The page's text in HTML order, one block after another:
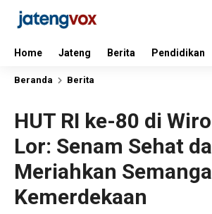
Home Jateng Berita Pendidikan
Beranda Berita
HUT RI ke-80 di
Lor: Senam Sehat
Meriahkan
Kemerdekaan